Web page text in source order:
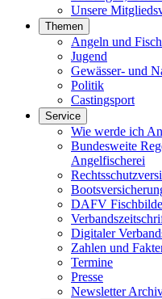
Unsere
Themen
Angeln und
Jugend
Gewässer- und
Politik
Castingsport
Service
Wie werde ich
Bundesweite
Angelfischerei
DAFV
Digitaler
Zahlen und
Termine
Presse
Newsletter